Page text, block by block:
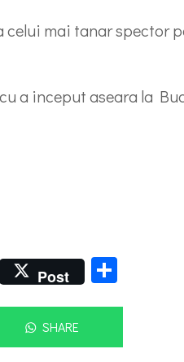
mai tanar spector
a inceput aseara la
Post
SHARE